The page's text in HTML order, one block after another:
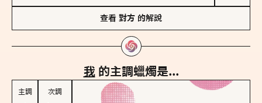
查看 對方 的解說
我 的主調蠟燭是...
主調 次調